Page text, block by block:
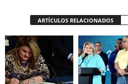
ARTÍCULOS RELACIONADOS